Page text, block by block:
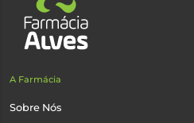
A Farmácia
Sobre Nós